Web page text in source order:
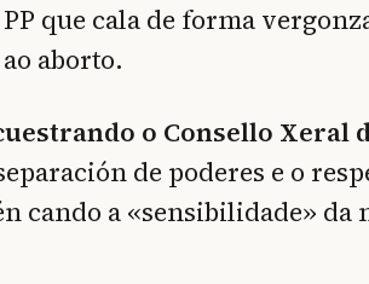
que cala de forma
aborto.
o Consello Xeral
de poderes e o
cando a «sensibilidade» da